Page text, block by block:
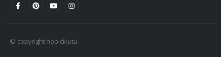
© copyright hobicikutu